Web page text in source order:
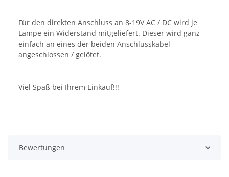
Für den direkten Anschluss an 8-19V AC / DC wird je
Lampe ein Widerstand mitgeliefert. Dieser wird ganz
einfach an eines der beiden Anschlusskabel
angeschlossen / gelötet.
Viel Spaß bei Ihrem Einkauf!!!
Bewertungen